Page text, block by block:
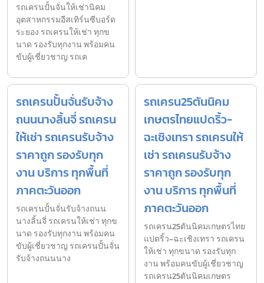
รถเครนปั้นจั่นให้เช่านิคม
อุตสาหกรรมอีสเทิร์นซีบอร์ด
ระยอง รถเครนให้เช่า ทุกข
นาด รองรับทุกงาน พร้อมคน
ขับผู้เชี่ยวชาญ รถเค
รถเครนปั้นจั่นรับจ้าง
ถนนนางลิ้นจี่ รถเครน
ให้เช่า รถเครนรับจ้าง
ราคาถูก รองรับทุก
งาน บริการ ทุกพื้นที่
ภาคตะวันออก
รถเครนปั้นจั่นรับจ้างถนน
นางลิ้นจี่ รถเครนให้เช่า ทุกข
นาด รองรับทุกงาน พร้อมคน
ขับผู้เชี่ยวชาญ รถเครนปั้นจั่น
รับจ้างถนนนาง
รถเครน25ตันนิคม
เกษตรไทยแปดริ้ว-
ฉะเชิงเทรา รถเครนให้
เช่า รถเครนรับจ้าง
ราคาถูก รองรับทุก
งาน บริการ ทุกพื้นที่
ภาคตะวันออก
รถเครน25ตันนิคมเกษตรไทย
แปดริ้ว-ฉะเชิงเทรา รถเครน
ให้เช่า ทุกขนาด รองรับทุก
งาน พร้อมคนขับผู้เชี่ยวชาญ
รถเครน25ตันนิคมเกษตร